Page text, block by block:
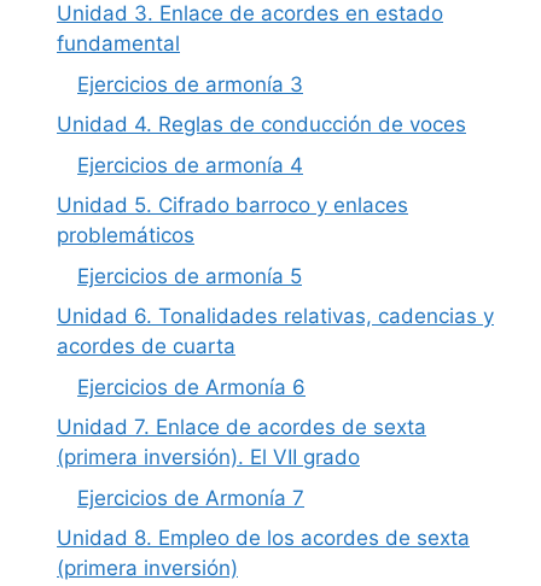
Unidad 3. Enlace de acordes en estado
fundamental
Ejercicios de armonía 3
Unidad 4. Reglas de conducción de voces
Ejercicios de armonía 4
Unidad 5. Cifrado barroco y enlaces
problemáticos
Ejercicios de armonía 5
Unidad 6. Tonalidades relativas, cadencias y
acordes de cuarta
Ejercicios de Armonía 6
Unidad 7. Enlace de acordes de sexta
(primera inversión). El VII grado
Ejercicios de Armonía 7
Unidad 8. Empleo de los acordes de sexta
(primera inversión)